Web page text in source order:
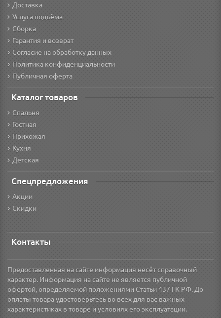
Доставка
Услуга подъёма
Сборка
Гарантия и возврат
Согласие на обработку данных
Политика конфиденциальности
Публичная оферта
Каталог товаров
Спальня
Гостная
Прихожая
Кухня
Детская
Спецпредложения
Акции
Скидки
Контакты
Предоставленная на сайте информация несёт справочный
характер. Информация на сайте не является публичной
офертой, определяемой положениями Статьи 437 ГК РФ. До
оплаты товара удостоверьтесь во всех для вас важных
характеристиках в товаре и условиях его эксплуатации.